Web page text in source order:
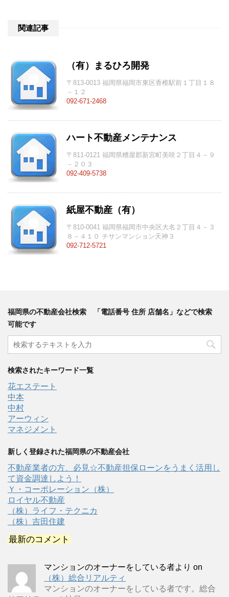
関連記事
（有）まるひろ開発
〒813-0013 福岡県福岡市東区香椎駅前１丁目１８
－１２
092-671-2468
ハート不動産メンテナンス
〒811-0121 福岡県糟屋郡新宮町美咲２丁目４－９
－２０３
092-409-5738
紙屋不動産（有）
〒810-0041 福岡県福岡市中央区大名２丁目４－３
８－４１０ チサンマンション天神３
092-712-5721
福岡県の不動産会社検索 「電話番号 住所 店舗名」などで検索
可能です
検索されたキーワード一覧
花エステート
中本
中村
アーウィン
マネジメント
新しく登録された福岡県の不動産会社
不動産業者の方、必見☆不動産担保ローンをうまく活用し
て資金調達しよう！
Ｙ・コーポレーション（株）
ロイヤル不動産
（株）ライフ・テクニカ
（株）吉田住建
最新のコメント
マンションのオーナーをしている者より on
（株）総合リアルティ
マンションのオーナーをしている者です。総合